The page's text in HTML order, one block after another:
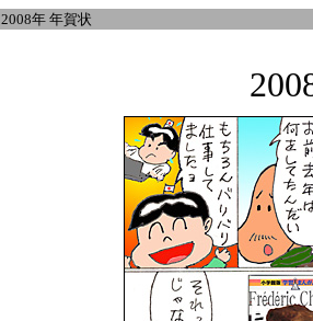
2008年 年賀状